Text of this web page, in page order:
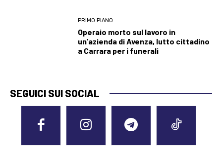
PRIMO PIANO
Operaio morto sul lavoro in
un’azienda di Avenza, lutto cittadino
a Carrara per i funerali
SEGUICI SUI SOCIAL